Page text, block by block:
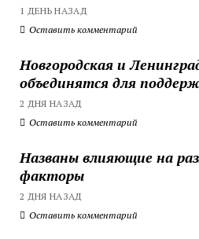
1 ДЕНЬ НАЗАД
Оставить комментарий
Новгородская и
объединятся для
2 ДНЯ НАЗАД
Оставить комментарий
Названы влияющие на
факторы
2 ДНЯ НАЗАД
Оставить комментарий